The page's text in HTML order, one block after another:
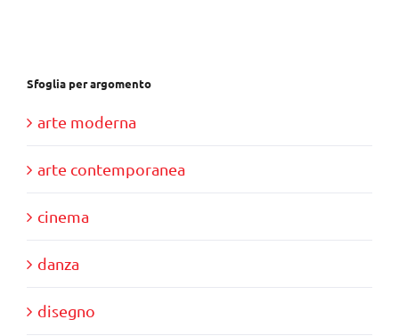
Sfoglia per argomento
arte moderna
arte contemporanea
cinema
danza
disegno